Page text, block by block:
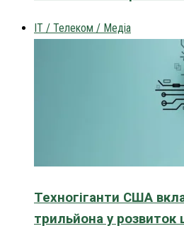
IT / Телеком / Медіа
Техногіганти США
трильйона у розвиток